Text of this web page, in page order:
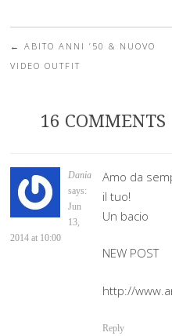
Post navigation
← ABITO ANNI ’50 & NUOVO
VIDEO OUTFIT
16 COMMENTS
Dania
says:
Jun
13,
2014 at 10:00
Amo da
il tuo!
Un bacio
NEW POST
http://
Reply